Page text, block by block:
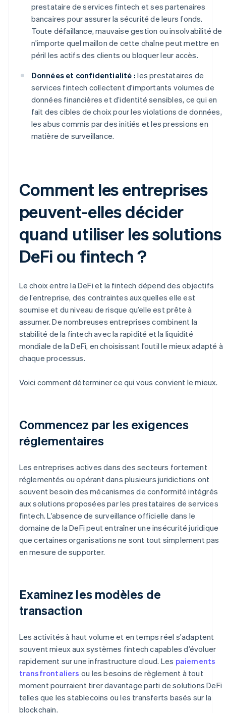
prestataire de services fintech et ses partenaires
bancaires pour assurer la sécurité de leurs fonds.
Toute défaillance, mauvaise gestion ou insolvabilité de
n'importe quel maillon de cette chaîne peut mettre en
péril les actifs des clients ou bloquer leur accès.
Données et confidentialité : les prestataires de
services fintech collectent d'importants volumes de
données financières et d’identité sensibles, ce qui en
fait des cibles de choix pour les violations de données,
les abus commis par des initiés et les pressions en
matière de surveillance.
Comment les entreprises
peuvent-elles décider
quand utiliser les solutions
DeFi ou fintech ?
Le choix entre la DeFi et la fintech dépend des objectifs
de l’entreprise, des contraintes auxquelles elle est
soumise et du niveau de risque qu’elle est prête à
assumer. De nombreuses entreprises combinent la
stabilité de la fintech avec la rapidité et la liquidité
mondiale de la DeFi, en choisissant l’outil le mieux adapté à
chaque processus.
Voici comment déterminer ce qui vous convient le mieux.
Commencez par les exigences
réglementaires
Les entreprises actives dans des secteurs fortement
réglementés ou opérant dans plusieurs juridictions ont
souvent besoin des mécanismes de conformité intégrés
aux solutions proposées par les prestataires de services
fintech. L’absence de surveillance officielle dans le
domaine de la DeFi peut entraîner une insécurité juridique
que certaines organisations ne sont tout simplement pas
en mesure de supporter.
Examinez les modèles de
transaction
Les activités à haut volume et en temps réel s'adaptent
souvent mieux aux systèmes fintech capables d’évoluer
rapidement sur une infrastructure cloud. Les paiements
transfrontaliers ou les besoins de règlement à tout
moment pourraient tirer davantage parti de solutions DeFi
telles que les stablecoins ou les transferts basés sur la
blockchain.